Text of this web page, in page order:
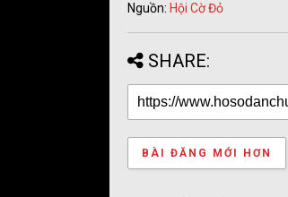
Nguồn: Hội Cờ Đỏ
SHARE:
BÀI ĐĂNG MỚI HƠN